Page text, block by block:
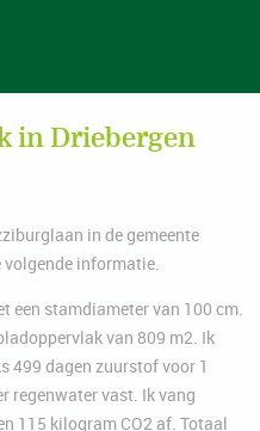
in Driebergen
in de gemeente
volgende informatie.
een stamdiameter van 100 cm.
van 809 m2. Ik
499 dagen zuurstof voor 1
regenwater vast. Ik vang
115 kilogram CO2 af. Totaal